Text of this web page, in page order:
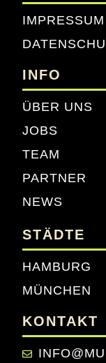
IMPRESSUM
INFO
ÜBER UNS
JOBS
TEAM
PARTNER
NEWS
STÄDTE
HAMBURG
MÜNCHEN
KONTAKT